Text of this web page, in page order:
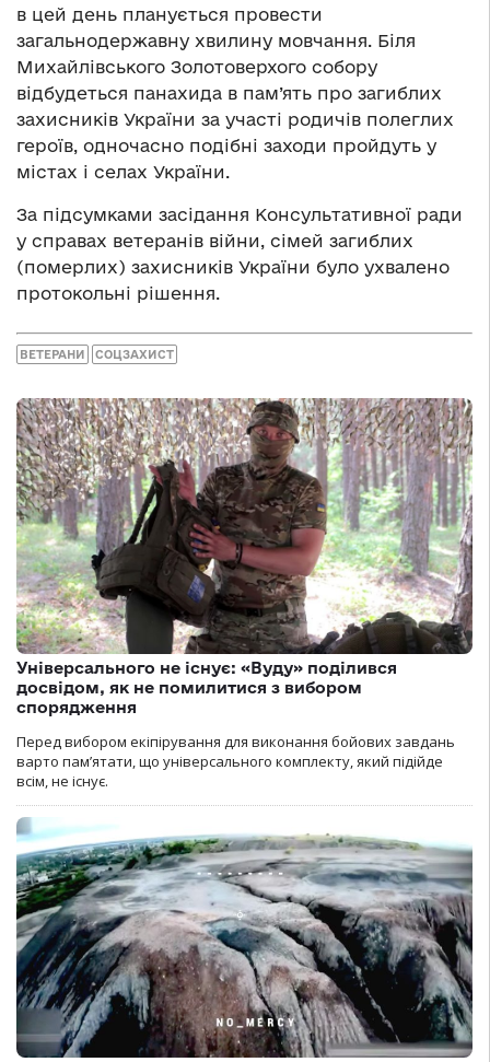
в цей день планується провести
загальнодержавну хвилину мовчання. Біля
Михайлівського Золотоверхого собору
відбудеться панахида в пам’ять про загиблих
захисників України за участі родичів полеглих
героїв, одночасно подібні заходи пройдуть у
містах і селах України.
За підсумками засідання Консультативної ради
у справах ветеранів війни, сімей загиблих
(померлих) захисників України було ухвалено
протокольні рішення.
ВЕТЕРАНИ СОЦЗАХИСТ
Універсального не існує: «Вуду» поділився
досвідом, як не помилитися з вибором
спорядження
Перед вибором екіпірування для виконання бойових завдань
варто пам’ятати, що універсального комплекту, який підійде
всім, не існує.